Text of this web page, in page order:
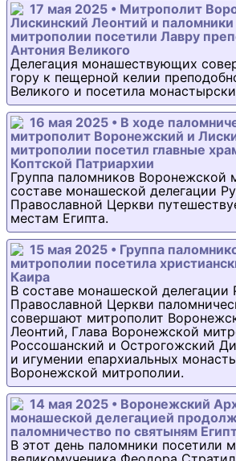
17 мая 2025 • Митрополит
Лискинский Леонтий и
митрополии посетили Лавру
Антония Великого
Делегация монашествующих
гору к пещерной келии
Великого и посетила
16 мая 2025 • В ходе
митрополит Воронежский и
митрополии посетил главные
Коптской Патриархии
Группа паломников Воронежской
составе монашеской делегации
Православной Церкви
местам Египта.
15 мая 2025 • Группа
митрополии посетила
Каира
В составе монашеской делегации
Православной Церкви
совершают митрополит
Леонтий, Глава Воронежской
Россошанский и Острогожский
и игумении епархиальных
Воронежской митрополии.
14 мая 2025 • Воронежский
монашеской делегацией
паломничество по святыням
В этот день паломники посетили